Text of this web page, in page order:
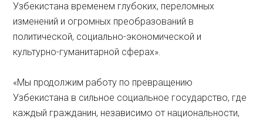
Узбекистана временем глубоких, переломных
изменений и огромных преобразований в
политической, социально-экономической и
культурно-гуманитарной сферах».
«Мы продолжим работу по превращению
Узбекистана в сильное социальное государство, где
каждый гражданин, независимо от нацио­нальности,